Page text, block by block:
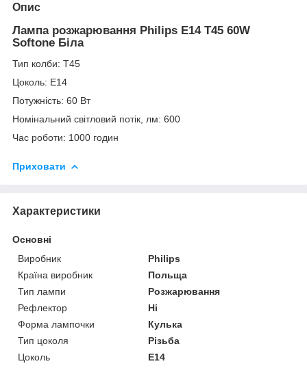
Опис
Лампа розжарювання Philips E14 T45 60W
Softone Біла
Тип колби: Т45
Цоколь: Е14
Потужність: 60 Вт
Номінальний світловий потік, лм: 600
Час роботи: 1000 годин
Приховати
Характеристики
Основні
Виробник
Philips
Країна виробник
Польща
Тип лампи
Розжарювання
Рефлектор
Ні
Форма лампочки
Кулька
Тип цоколя
Різьба
Цоколь
E14